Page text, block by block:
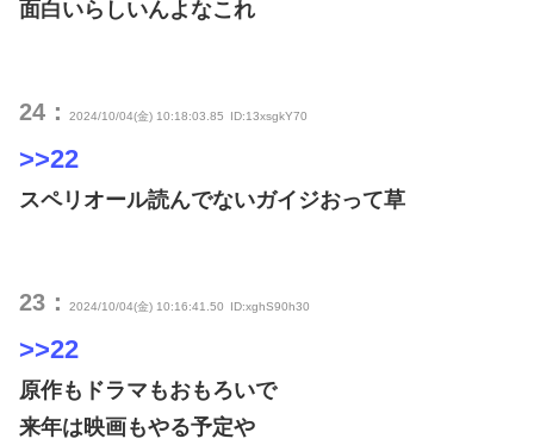
面白いらしいんよなこれ
24： 2024/10/04(金) 10:18:03.85 ID:13xsgkY70
>>22
スペリオール読んでないガイジおって草
23： 2024/10/04(金) 10:16:41.50 ID:xghS90h30
>>22
原作もドラマもおもろいで
来年は映画もやる予定や